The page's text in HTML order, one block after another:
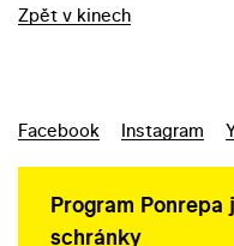
Zpět v kinech
Facebook Instagram
Program
schránky